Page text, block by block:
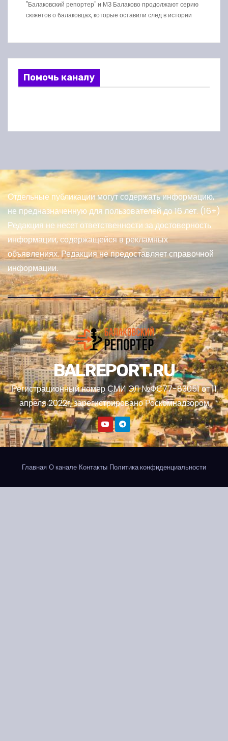
"Балаковский репортер" и МЗ Балаково продолжают серию
сюжетов о балаковцах, которые оставили след в истории
Помочь каналу
Отдельные публикации могут содержать информацию,
не предназначенную для пользователей до 16 лет. (16+)
Редакция не несет ответственности за достоверность
информации, содержащейся в рекламных
объявлениях. Редакция не предоставляет справочной
информации.
BALREPORT.RU
Регистрационный номер СМИ ЭЛ №ФС77-83051 от 11
апреля 2022г, зарегистрировано Роскомнадзором
Главная О канале Контакты Политика конфиденциальности